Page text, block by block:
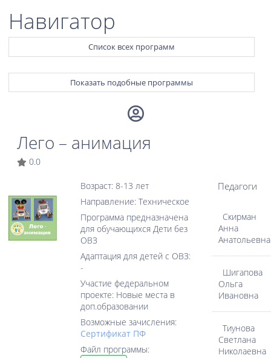
Навигатор
Список всех программ
Показать подобные программы
Лего – анимация
0.0
Возраст: 8-13 лет
Направление: Техническое
Программа предназначена
для обучающихся Дети без
ОВЗ
Адаптация для детей с ОВЗ:
-
Участие федеральном
проекте: Новые места в
доп.образовании
Возможные зачисления:
Cертификат ПФ
Файл программы:
Педагоги
Скирман
Анна
Анатольевна
Шигапова
Ольга
Ивановна
Тиунова
Светлана
Николаевна